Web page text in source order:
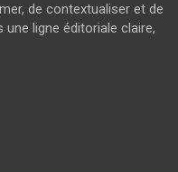
de contextualiser et de
ligne éditoriale claire,